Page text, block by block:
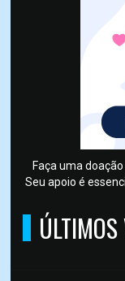
Faça uma
Seu apoio é